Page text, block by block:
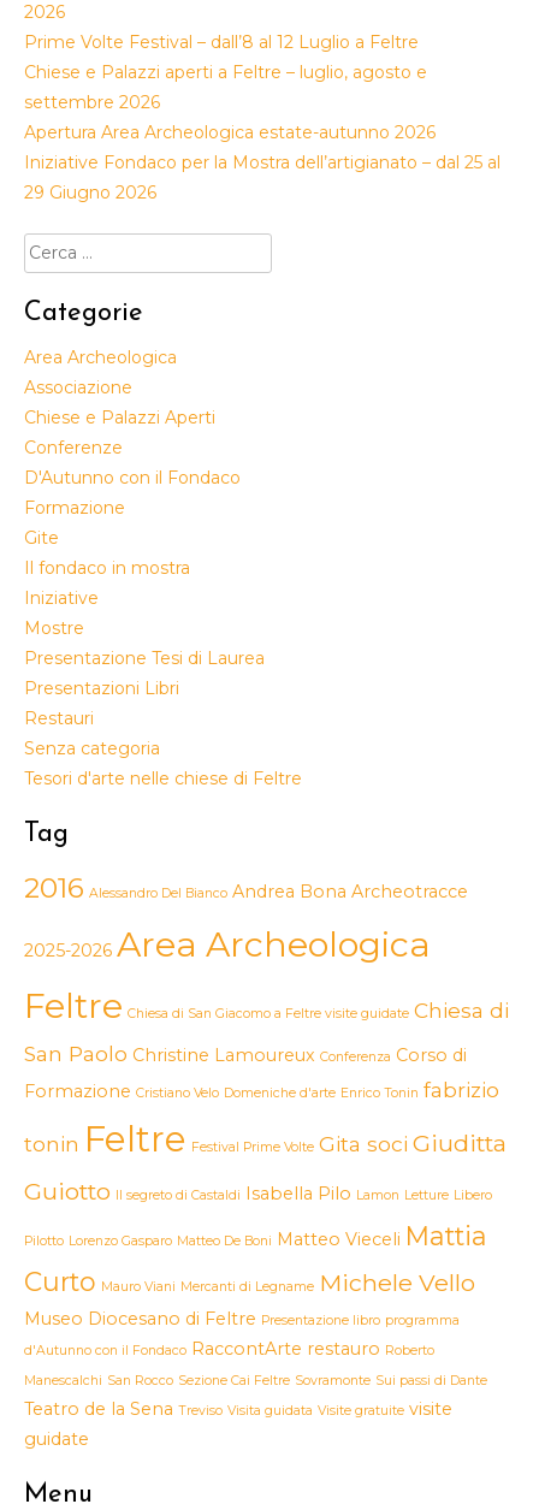
2026
Prime Volte Festival – dall’8 al 12 Luglio a Feltre
Chiese e Palazzi aperti a Feltre – luglio, agosto e
settembre 2026
Apertura Area Archeologica estate-autunno 2026
Iniziative Fondaco per la Mostra dell’artigianato – dal 25 al
29 Giugno 2026
Ricerca
per:
Categorie
Area Archeologica
Associazione
Chiese e Palazzi Aperti
Conferenze
D'Autunno con il Fondaco
Formazione
Gite
Il fondaco in mostra
Iniziative
Mostre
Presentazione Tesi di Laurea
Presentazioni Libri
Restauri
Senza categoria
Tesori d'arte nelle chiese di Feltre
Tag
2016 Alessandro Del Bianco Andrea Bona Archeotracce
2025-2026 Area Archeologica
Feltre Chiesa di San Giacomo a Feltre visite guidate Chiesa di
San Paolo Christine Lamoureux Conferenza Corso di
Formazione Cristiano Velo Domeniche d'arte Enrico Tonin fabrizio
tonin Feltre Festival Prime Volte Gita soci Giuditta
Guiotto Il segreto di Castaldi Isabella Pilo Lamon Letture Libero
Pilotto Lorenzo Gasparo Matteo De Boni Matteo Vieceli Mattia
Curto Mauro Viani Mercanti di Legname Michele Vello
Museo Diocesano di Feltre Presentazione libro programma
d'Autunno con il Fondaco RaccontArte restauro Roberto
Manescalchi San Rocco Sezione Cai Feltre Sovramonte Sui passi di Dante
Teatro de la Sena Treviso Visita guidata Visite gratuite visite
guidate
Menu